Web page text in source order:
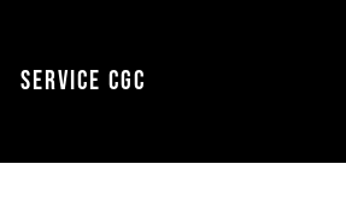
SERVICE CGC